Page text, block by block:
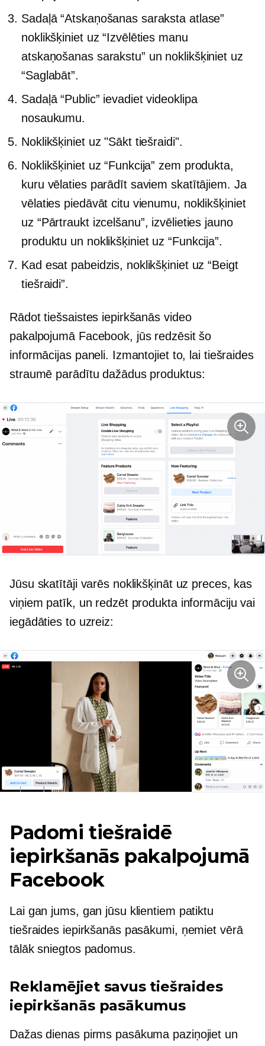
Sadaļā “Atskaņošanas saraksta atlase”
noklikšķiniet uz “Izvēlēties manu
atskaņošanas sarakstu” un noklikšķiniet uz
“Saglabāt”.
Sadaļā “Public” ievadiet videoklipa
nosaukumu.
Noklikšķiniet uz "Sākt tiešraidi".
Noklikšķiniet uz “Funkcija” zem produkta,
kuru vēlaties parādīt saviem skatītājiem. Ja
vēlaties piedāvāt citu vienumu, noklikšķiniet
uz “Pārtraukt izcelšanu”, izvēlieties jauno
produktu un noklikšķiniet uz “Funkcija”.
Kad esat pabeidzis, noklikšķiniet uz “Beigt
tiešraidi”.
Rādot tiešsaistes iepirkšanās video
pakalpojumā Facebook, jūs redzēsit šo
informācijas paneli. Izmantojiet to, lai tiešraides
straumē parādītu dažādus produktus:
Jūsu skatītāji varēs noklikšķināt uz preces, kas
viņiem patīk, un redzēt produkta informāciju vai
iegādāties to uzreiz:
Padomi tiešraidē
iepirkšanās pakalpojumā
Facebook
Lai gan jums, gan jūsu klientiem patiktu
tiešraides iepirkšanās pasākumi, ņemiet vērā
tālāk sniegtos padomus.
Reklamējiet savus tiešraides
iepirkšanās pasākumus
Dažas dienas pirms pasākuma paziņojiet un